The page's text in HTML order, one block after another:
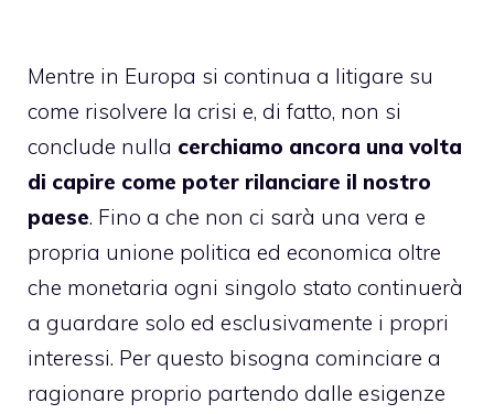
Mentre in Europa si continua a litigare su
come risolvere la crisi e, di fatto, non si
conclude nulla cerchiamo ancora una volta
di capire come poter rilanciare il nostro
paese. Fino a che non ci sarà una vera e
propria unione politica ed economica oltre
che monetaria ogni singolo stato continuerà
a guardare solo ed esclusivamente i propri
interessi. Per questo bisogna cominciare a
ragionare proprio partendo dalle esigenze